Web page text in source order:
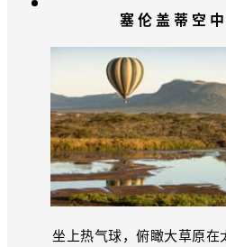
塞伦盖蒂空
坐上热气球，俯瞰大草原在